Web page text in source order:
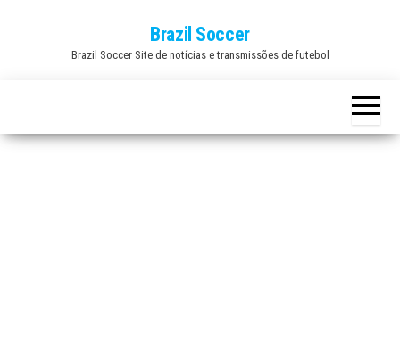
Brazil Soccer
Brazil Soccer Site de notícias e transmissões de futebol